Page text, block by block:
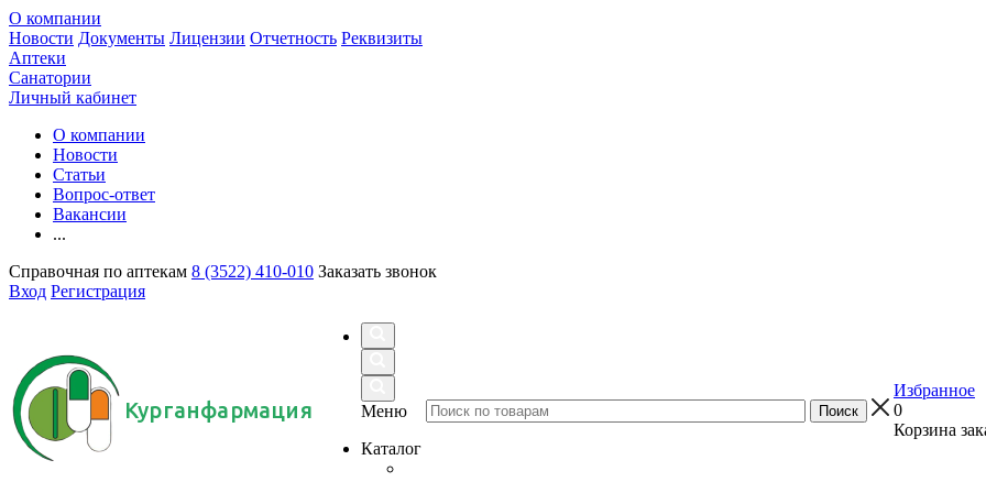
О компании
Новости Документы Лицензии Отчетность Реквизиты
Аптеки
Санатории
Личный кабинет
О компании
Новости
Статьи
Вопрос-ответ
Вакансии
...
Справочная по аптекам 8 (3522) 410-010 Заказать звонок
Вход Регистрация
Курганфармация
Меню
Каталог
Избранное
0
Корзина